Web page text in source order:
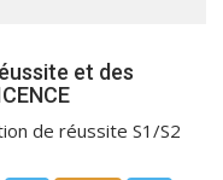
et des
de réussite S1/S2